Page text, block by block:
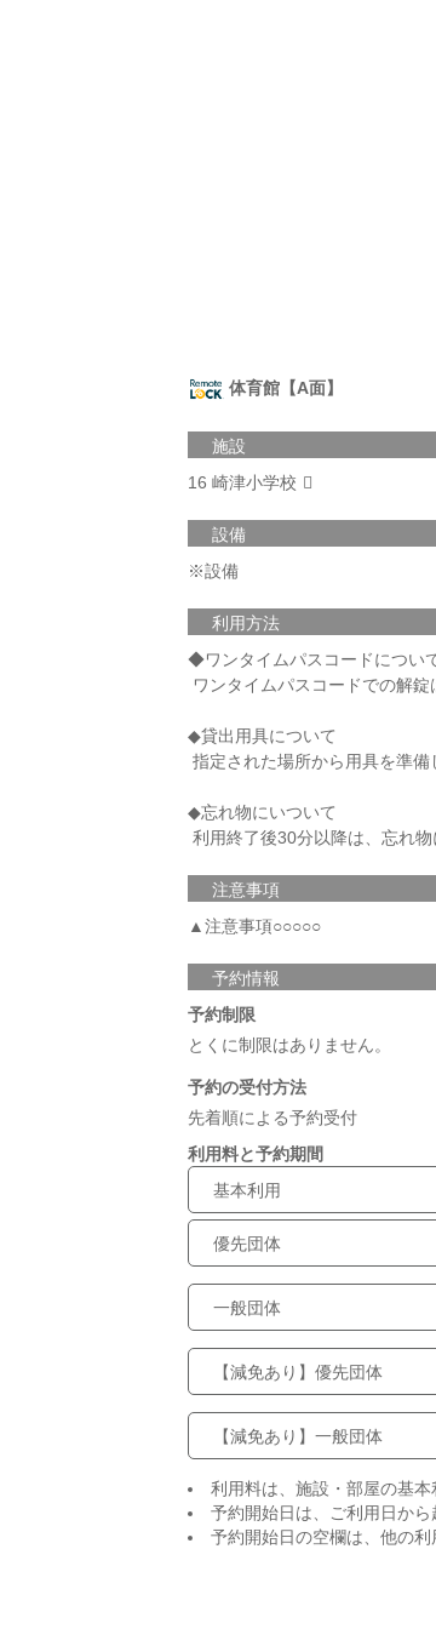
体育館【A面】
施設
16 崎津小学校
設備
※設備
利用方法
◆ワンタイムパスコードについ
ワンタイムパスコードでの解
◆貸出用具について
指定された場所から用具を準備
◆忘れ物にいついて
利用終了後30分以降は、忘れ
注意事項
▲注意事項○○○○○
予約情報
予約制限
とくに制限はありません。
予約の受付方法
先着順による予約受付
利用料と予約期間
基本利用
優先団体
一般団体
【減免あり】優先団体
【減免あり】一般団体
利用料は、施設・部屋の基本
予約開始日は、ご利用日か
予約開始日の空欄は、他の利